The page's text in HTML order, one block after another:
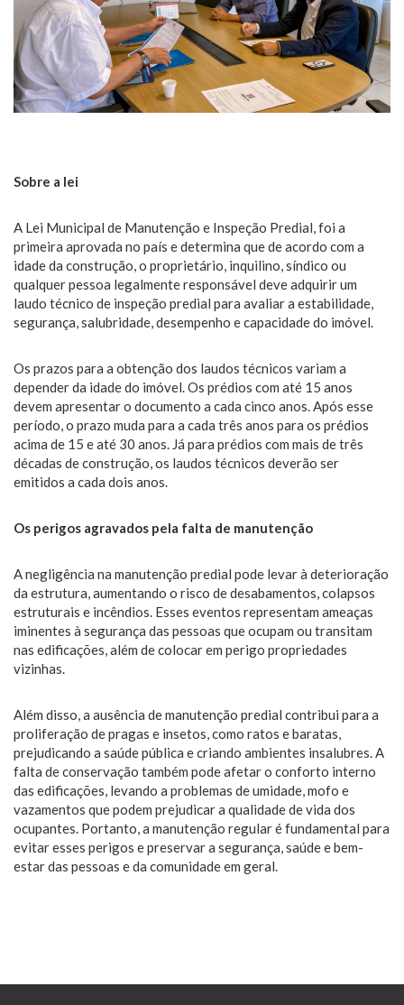
Sobre a lei
A Lei Municipal de Manutenção e Inspeção Predial, foi a
primeira aprovada no país e determina que de acordo com a
idade da construção, o proprietário, inquilino, síndico ou
qualquer pessoa legalmente responsável deve adquirir um
laudo técnico de inspeção predial para avaliar a estabilidade,
segurança, salubridade, desempenho e capacidade do imóvel.
Os prazos para a obtenção dos laudos técnicos variam a
depender da idade do imóvel. Os prédios com até 15 anos
devem apresentar o documento a cada cinco anos. Após esse
período, o prazo muda para a cada três anos para os prédios
acima de 15 e até 30 anos. Já para prédios com mais de três
décadas de construção, os laudos técnicos deverão ser
emitidos a cada dois anos.
Os perigos agravados pela falta de manutenção
A negligência na manutenção predial pode levar à deterioração
da estrutura, aumentando o risco de desabamentos, colapsos
estruturais e incêndios. Esses eventos representam ameaças
iminentes à segurança das pessoas que ocupam ou transitam
nas edificações, além de colocar em perigo propriedades
vizinhas.
Além disso, a ausência de manutenção predial contribui para a
proliferação de pragas e insetos, como ratos e baratas,
prejudicando a saúde pública e criando ambientes insalubres. A
falta de conservação também pode afetar o conforto interno
das edificações, levando a problemas de umidade, mofo e
vazamentos que podem prejudicar a qualidade de vida dos
ocupantes. Portanto, a manutenção regular é fundamental para
evitar esses perigos e preservar a segurança, saúde e bem-
estar das pessoas e da comunidade em geral.